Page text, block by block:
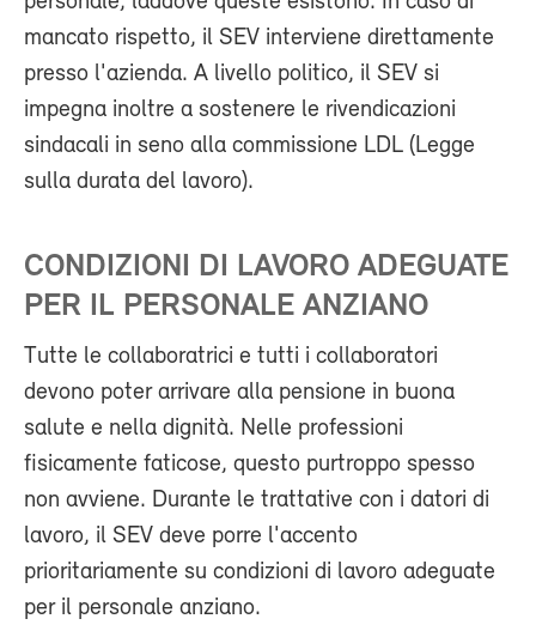
mancato rispetto, il SEV interviene direttamente
presso l'azienda. A livello politico, il SEV si
impegna inoltre a sostenere le rivendicazioni
sindacali in seno alla commissione LDL (Legge
sulla durata del lavoro).
CONDIZIONI DI LAVORO ADEGUATE
PER IL PERSONALE ANZIANO
Tutte le collaboratrici e tutti i collaboratori
devono poter arrivare alla pensione in buona
salute e nella dignità. Nelle professioni
fisicamente faticose, questo purtroppo spesso
non avviene. Durante le trattative con i datori di
lavoro, il SEV deve porre l'accento
prioritariamente su condizioni di lavoro adeguate
per il personale anziano.